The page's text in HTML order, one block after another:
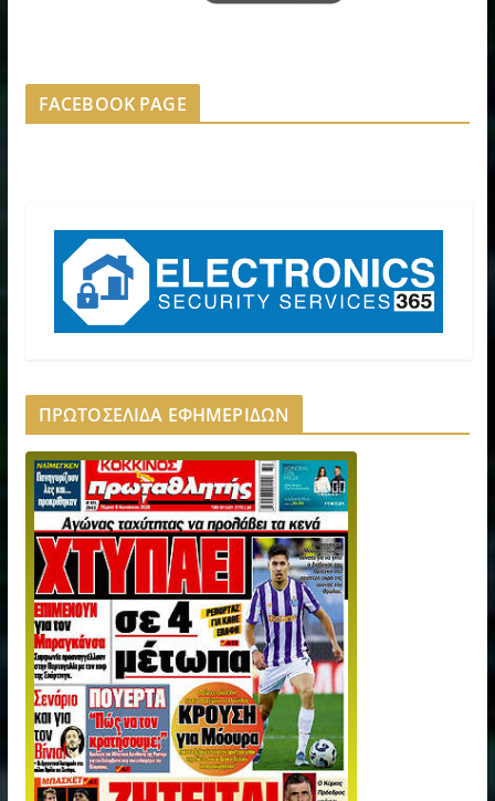
FACEBOOK PAGE
ΠΡΩΤΟΣΕΛΙΔΑ ΕΦΗΜΕΡΙΔΩΝ